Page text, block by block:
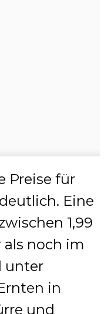
Preise für
Eine
1,99
als noch im
unter
in
und